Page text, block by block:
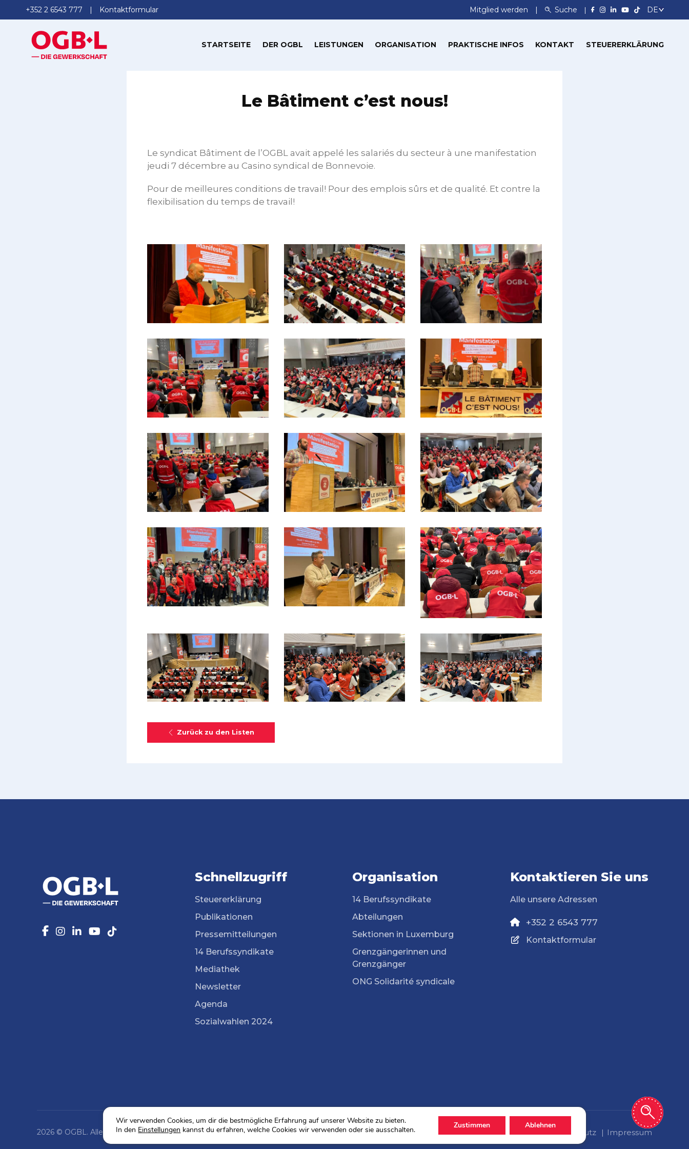
+352 2 6543 777 Kontaktformular Mitglied werden Suche
STARTSEITE DER OGBL LEISTUNGEN ORGANISATION PRAKTISCHE INFOS KONTAKT STEUERERKLÄRUNG
Le Bâtiment c’est nous!
Le syndicat Bâtiment de l’OGBL avait appelé les salariés du secteur à une manifestation
jeudi 7 décembre au Casino syndical de Bonnevoie.
Pour de meilleures conditions de travail! Pour des emplois sûrs et de qualité. Et contre la
flexibilisation du temps de travail!
Zurück zu den Listen
Schnellzugriff
Steuererklärung
Publikationen
Pressemitteilungen
14 Berufssyndikate
Mediathek
Newsletter
Agenda
Sozialwahlen 2024
Organisation
14 Berufssyndikate
Abteilungen
Sektionen in Luxemburg
Grenzgängerinnen und
Grenzgänger
ONG Solidarité syndicale
Kontaktieren Sie uns
Alle unsere Adressen
+352 2 6543 777
Kontaktformular
Datenschutz Impressum
2026 © OGBL. Alle Rechte vorbehalten.
Wir verwenden Cookies, um dir die bestmögliche Erfahrung auf unserer Website zu bieten.
In den Einstellungen kannst du erfahren, welche Cookies wir verwenden oder sie ausschalten. Zustimmen Ablehnen